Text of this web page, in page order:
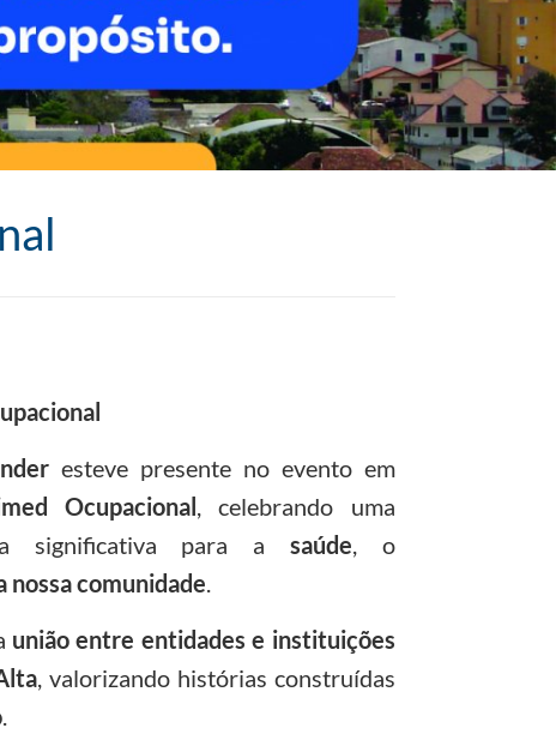
esteve presente no evento em
Ocupacional , celebrando uma
significativa para a saúde , o
comunidade
união entre entidades e instituições
, valorizando histórias construídas
.